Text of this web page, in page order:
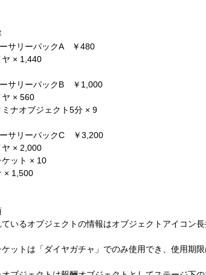
サリーパックA　￥480
ヤ × 1,440
サリーパックB　￥1,000
ヤ × 560
ミナオブジェクト5分 × 9
サリーパックC　￥3,200
ヤ × 2,000
ケット × 10
× 1,500
ているオブジェクトの情報はオブジェクトアイコン長
ケットは「ダイヤガチャ」でのみ使用でき、使用期限